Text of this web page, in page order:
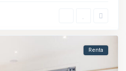
Renta